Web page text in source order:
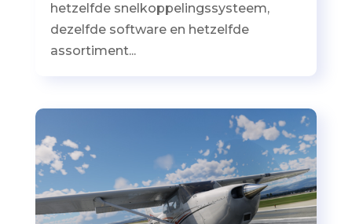
hetzelfde snelkoppelingssysteem,
dezelfde software en hetzelfde
assortiment...